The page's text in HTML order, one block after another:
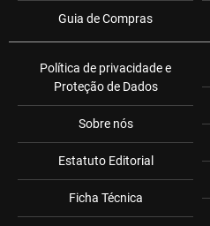
Guia de Compras
Política de privacidade e
Proteção de Dados
Sobre nós
Estatuto Editorial
Ficha Técnica